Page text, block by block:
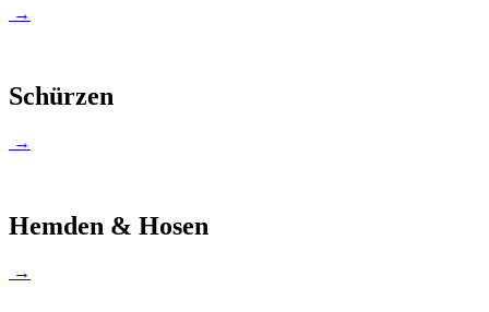
→
Schürzen
→
Hemden & Hosen
→